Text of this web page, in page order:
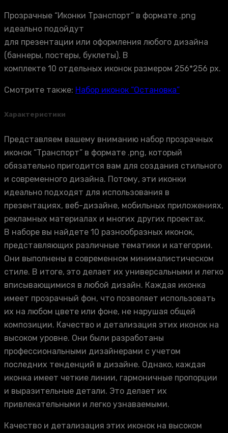
Прозрачные “Иконки Транспорт” в формате .png
идеально подойдут
для презентации или оформления любого дизайна
(баннеры, постеры, буклеты). В
комплекте 10 отдельных иконок размером 256*256 px.
Смотрите также: Набор иконок “Остановка”
Характеристики
Представляем вашему вниманию набор прозрачных
иконок “Транспорт” в формате .png, который
обязательно пригодится вам для создания стильного
и современного дизайна. Потому, эти иконки
идеально подходят для использования в
презентациях, веб-дизайне, мобильных приложениях,
рекламных материалах и многих других проектах.
В наборе вы найдете 10 разнообразных иконок,
представляющих различные тематики и категории.
Они выполнены в современном минималистическом
стиле. В итоге, это делает их универсальными и легко
вписывающимися в любой дизайн. Каждая иконка
имеет прозрачный фон, что позволяет использовать
их на любом цвете или фоне, не нарушая общей
композиции. Качество и детализация этих иконок на
высоком уровне. Они были разработаны
профессиональными дизайнерами с учетом
последних тенденций в дизайне. Однако, каждая
иконка имеет четкие линии, гармоничные пропорции
и выразительные детали. Это делает их
привлекательными и легко узнаваемыми.
Качество и детализация этих иконок на высоком